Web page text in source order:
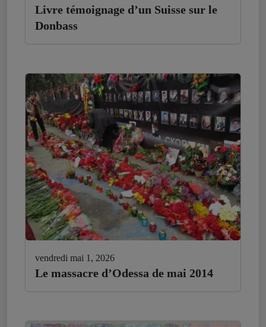
Livre témoignage d’un Suisse sur le
Donbass
vendredi mai 1, 2026
Le massacre d’Odessa de mai 2014